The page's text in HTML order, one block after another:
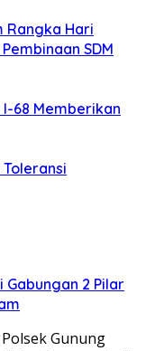
Rangka Hari
SDM
I-68 Memberikan
Gabungan 2 Pilar
Polsek Gunung